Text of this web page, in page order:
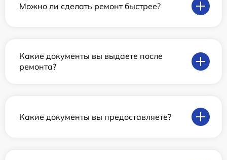
Можно ли сделать ремонт быстрее?
Какие документы вы выдаете после
ремонта?
Какие документы вы предоставляете?